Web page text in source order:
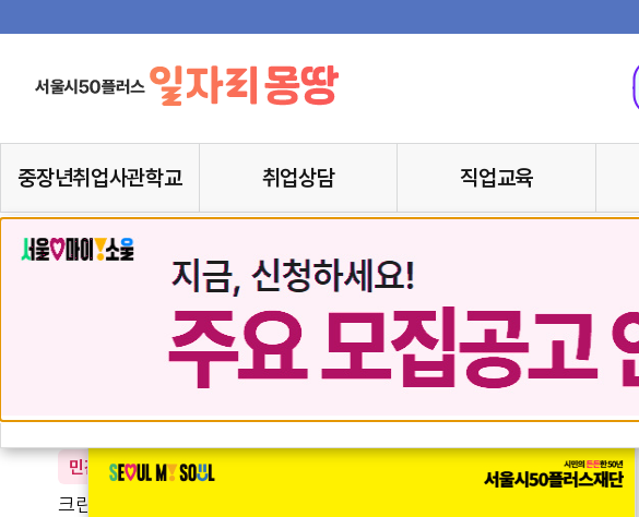
중장년취업사관학교 취업상담 직업교육
나에게 딱! 맞는 맞춤형 일자리 정보
로그인해보세요
민간채용공고
크린리더
민간채용공고